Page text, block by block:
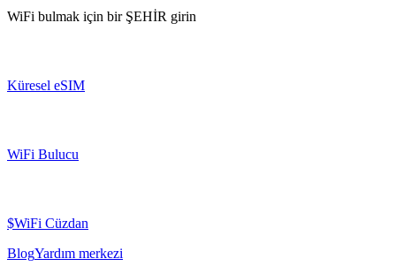
WiFi bulmak için bir ŞEHİR girin
Küresel eSIM
WiFi Bulucu
$WiFi Cüzdan
BlogYardım merkezi